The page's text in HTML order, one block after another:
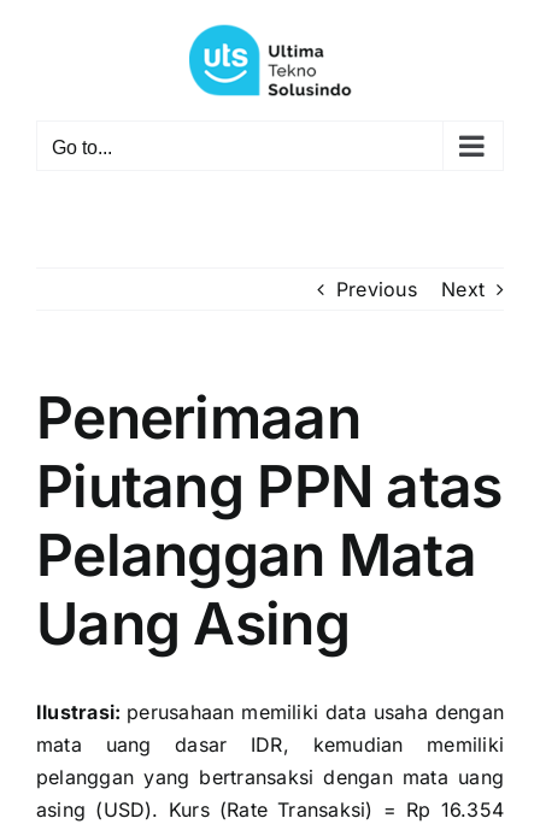
Go to...
Previous Next
Penerimaan
Piutang PPN atas
Pelanggan Mata
Uang Asing
Ilustrasi: perusahaan memiliki data usaha dengan
mata uang dasar IDR, kemudian memiliki
pelanggan yang bertransaksi dengan mata uang
asing (USD). Kurs (Rate Transaksi) = Rp 16.354